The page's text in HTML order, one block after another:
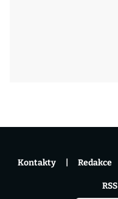
Kontakty Redakce
RSS